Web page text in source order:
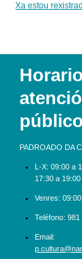
Xa estou
público
PADROADO DA
L-X: 09:00 a
17:30 a 19:00
Venres:
Teléfono: 981
Email: